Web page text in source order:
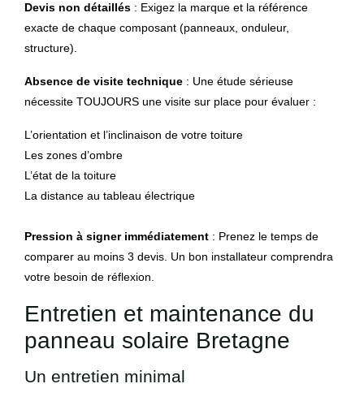
Devis non détaillés : Exigez la marque et la référence
exacte de chaque composant (panneaux, onduleur,
structure).
Absence de visite technique : Une étude sérieuse
nécessite TOUJOURS une visite sur place pour évaluer :
L’orientation et l’inclinaison de votre toiture
Les zones d’ombre
L’état de la toiture
La distance au tableau électrique
Pression à signer immédiatement : Prenez le temps de
comparer au moins 3 devis. Un bon installateur comprendra
votre besoin de réflexion.
Entretien et maintenance du
panneau solaire Bretagne
Un entretien minimal